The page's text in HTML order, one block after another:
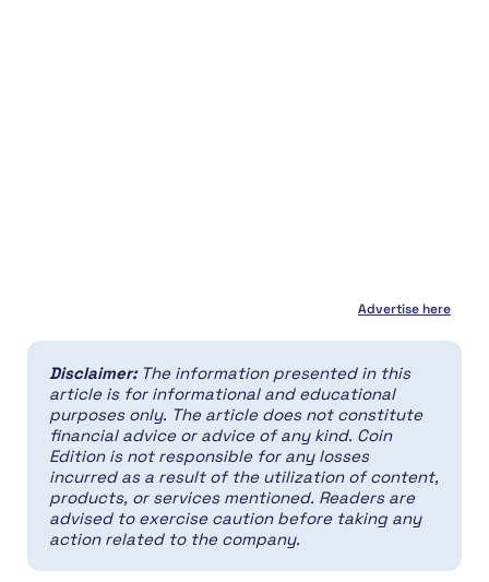
Advertise here
Disclaimer: The information presented in this
article is for informational and educational
purposes only. The article does not constitute
financial advice or advice of any kind. Coin
Edition is not responsible for any losses
incurred as a result of the utilization of content,
products, or services mentioned. Readers are
advised to exercise caution before taking any
action related to the company.